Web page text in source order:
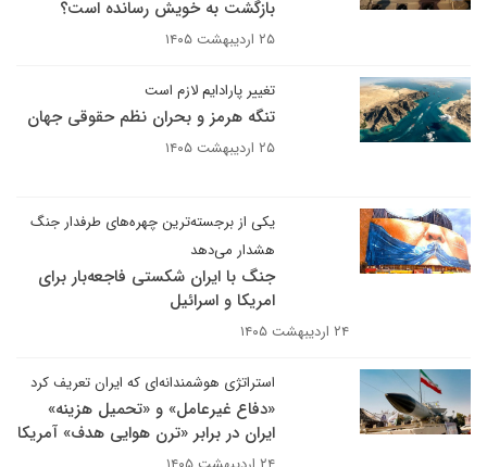
بازگشت به خویش رسانده است؟
۲۵ اردیبهشت ۱۴۰۵
تغییر پارادایم لازم است
تنگه هرمز و بحران نظم حقوقی جهان
۲۵ اردیبهشت ۱۴۰۵
یکی از برجسته‌ترین چهره‌های طرفدار جنگ
هشدار می‌دهد
جنگ با ایران شکستی فاجعه‌بار برای
امریکا و اسرائیل
۲۴ اردیبهشت ۱۴۰۵
استراتژی هوشمندانه‌ای که ایران تعریف کرد
«دفاع غیرعامل» و «تحمیل هزینه»
ایران در برابر «ترن هوایی هدف» آمریکا